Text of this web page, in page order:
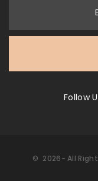
Follow
© 2026- All